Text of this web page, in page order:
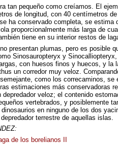
tan pequeño como creíamos. El
de longitud, con 40 centímetros
ha conservado completa, se estima
proporcionalmente más larga de
tiene en su interior restos de
presentan plumas, pero es posible
Sinosauropteryx y
con huesos finos y huecos, y la
un corredor muy veloz.
como los correcaminos,
estimaciones más conservadoras
veloz; el contenido
vertebrados, y posiblemente
en ninguno de los dos
terrestre de aquellas islas.
:
de los borelianos II